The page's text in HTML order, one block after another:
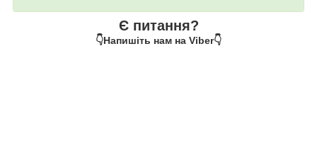
Є питання?
👇Напишіть нам на Viber👇